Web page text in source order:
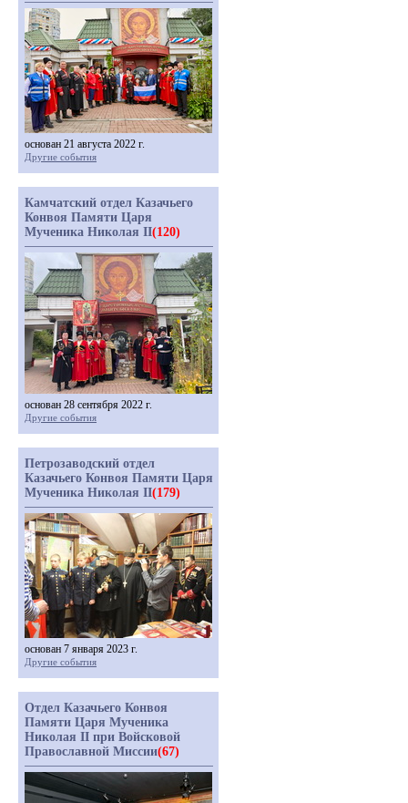
основан 21 августа 2022 г.
Другие события
Камчатский отдел Казачьего
Конвоя Памяти Царя
Мученика Николая II(120)
основан 28 сентября 2022 г.
Другие события
Петрозаводский отдел
Казачьего Конвоя Памяти Царя
Мученика Николая II(179)
основан 7 января 2023 г.
Другие события
Отдел Казачьего Конвоя
Памяти Царя Мученика
Николая II при Войсковой
Православной Миссии(67)